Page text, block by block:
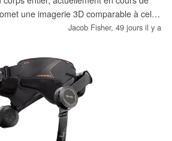
une imagerie 3D comparable à celle
60 secondes. Développé en
San Francisco avant de faire l'objet
auprès de la FDA.
Jacob Fisher, 49 jours il y a